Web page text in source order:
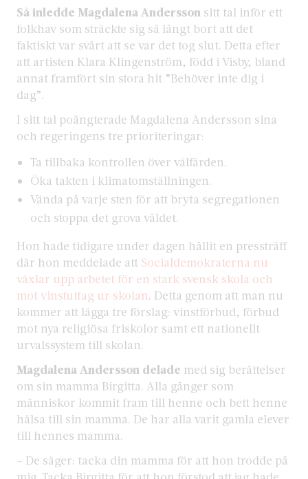
Så inledde Magdalena Andersson sitt tal inför ett
folkhav som sträckte sig så långt bort att det
faktiskt var svårt att se var det tog slut. Detta efter
att artisten Klara Klingenström, född i Visby, bland
annat framfört sin stora hit ”Behöver inte dig i
dag”.
I sitt tal poängterade Magdalena Andersson sina
och regeringens tre prioriteringar:
Ta tillbaka kontrollen över välfärden.
Öka takten i klimatomställningen.
Vända på varje sten för att bryta segregationen
och stoppa det grova våldet.
Hon hade tidigare under dagen hållit en pressträff
där hon meddelade att Socialdemokraterna nu
växlar upp arbetet för en stark svensk skola och
mot vinstuttag ur skolan. Detta genom att man nu
kommer att lägga tre förslag: vinstförbud, förbud
mot nya religiösa friskolor samt ett nationellt
urvalssystem till skolan.
Magdalena Andersson delade med sig berättelser
om sin mamma Birgitta. Alla gånger som
människor kommit fram till henne och bett henne
hälsa till sin mamma. De har alla varit gamla elever
till hennes mamma.
– De säger: tacka din mamma för att hon trodde på